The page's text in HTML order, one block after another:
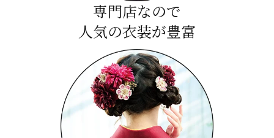
専門店なので
人気の衣装が豊富